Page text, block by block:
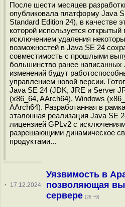
После шести месяцев
опубликовала платформу Java
Standard Edition 24), в качестве
которой используется
исключением удаления
возможностей в Java SE 24
совместимость с прошлыми
большинство ранее написанных
изменений будут
управлением новой версии.
Java SE 24 (JDK, JRE и Server
(x86_64, AArch64), Windows
AArch64). Разработанная в
эталонная реализация Java SE
лицензией GPLv2 с
разрешающими динамическое
продуктами...
· 17.12.2024
Уязвимость в
позволяющая
сервере (26 +9)